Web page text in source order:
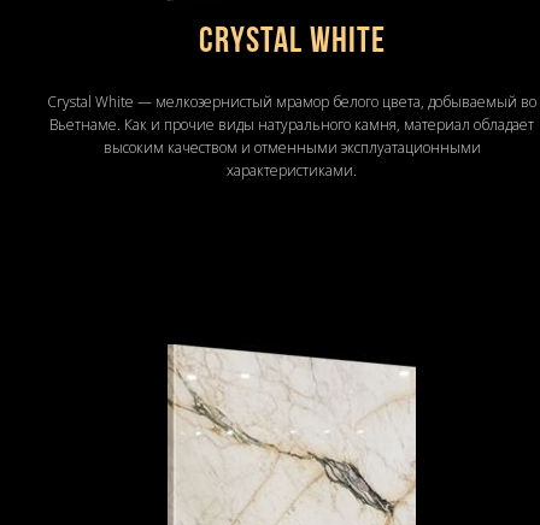
Crystal White
Crystal White — мелкозернистый мрамор белого цвета, добываемый во
Вьетнаме. Как и прочие виды натурального камня, материал обладает
высоким качеством и отменными эксплуатационными
характеристиками.